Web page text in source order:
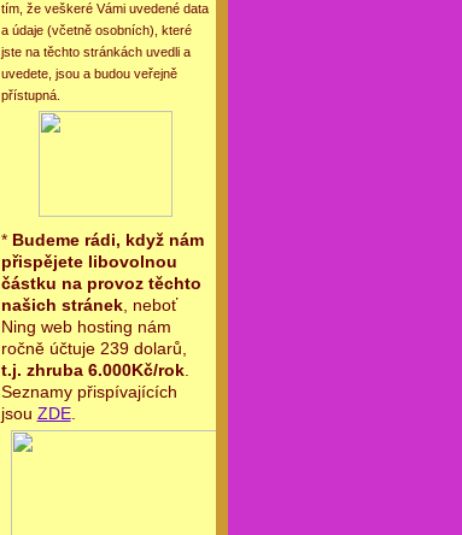
tím, že veškeré Vámi uvedené data
a údaje (včetně osobních), které
jste na těchto stránkách uvedli a
uvedete, jsou a budou veřejně
přístupná.
* Budeme rádi, když nám
přispějete libovolnou
částku na provoz těchto
našich stránek, neboť
Ning web hosting nám
ročně účtuje 239 dolarů,
t.j. zhruba 6.000Kč/rok.
Seznamy přispívajících
jsou ZDE.